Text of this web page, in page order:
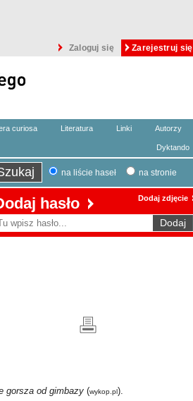
Zaloguj się Zarejestruj się
curiosa Literatura Linki Autorzy
Dyktando
na liście haseł na stronie
hasło Dodaj zdjęcie
gorsza od gimbazy(wykop.pl).